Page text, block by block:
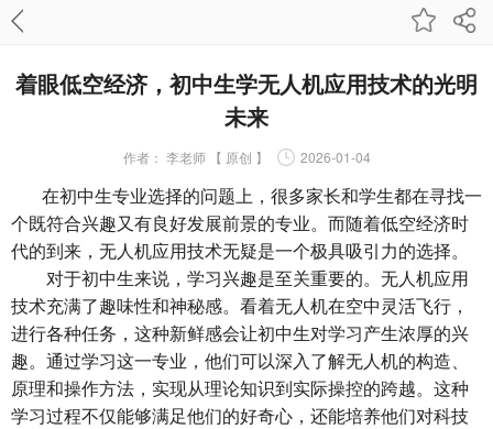
着眼低空经济，初中生学无人机应用技术的光明
未来
作者： 李老师 【 原创 】 2026-01-04
在初中生专业选择的问题上，很多家长和学生都在寻找一
个既符合兴趣又有良好发展前景的专业。而随着低空经济时
代的到来，无人机应用技术无疑是一个极具吸引力的选择。
对于初中生来说，学习兴趣是至关重要的。无人机应用
技术充满了趣味性和神秘感。看着无人机在空中灵活飞行，
进行各种任务，这种新鲜感会让初中生对学习产生浓厚的兴
趣。通过学习这一专业，他们可以深入了解无人机的构造、
原理和操作方法，实现从理论知识到实际操控的跨越。这种
学习过程不仅能够满足他们的好奇心，还能培养他们对科技